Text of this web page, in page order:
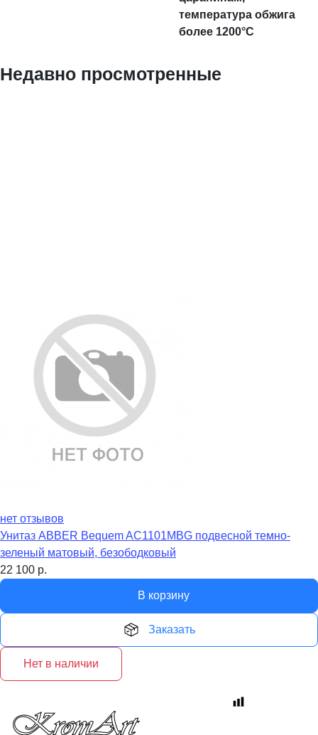
температура обжига
более 1200°C
Недавно просмотренные
нет отзывов
Унитаз ABBER Bequem AC1101MBG подвесной темно-
зеленый матовый, безободковый
22 100 р.
В корзину
Заказать
Нет в наличии